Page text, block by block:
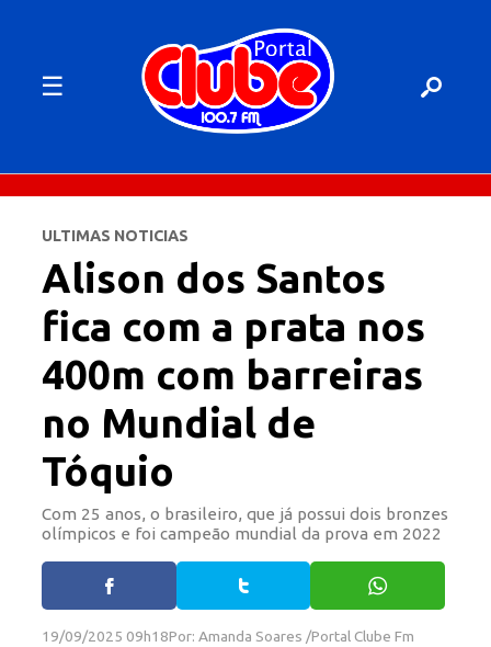
☰
ULTIMAS NOTICIAS
Alison dos Santos
fica com a prata nos
400m com barreiras
no Mundial de
Tóquio
Com 25 anos, o brasileiro, que já possui dois bronzes
olímpicos e foi campeão mundial da prova em 2022
19/09/2025 09h18Por: Amanda Soares /Portal Clube Fm